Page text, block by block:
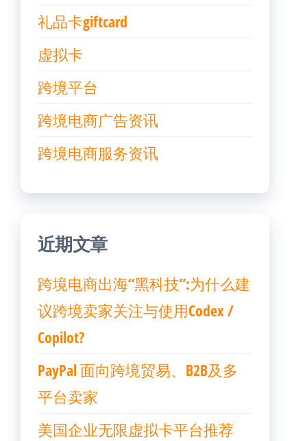
礼品卡giftcard
虚拟卡
跨境平台
跨境电商广告资讯
跨境电商服务资讯
近期文章
跨境电商出海“黑科技”:为什么建
议跨境卖家关注与使用Codex /
Copilot?
PayPal 面向跨境贸易、B2B及多
平台卖家
美国企业无限虚拟卡平台推荐